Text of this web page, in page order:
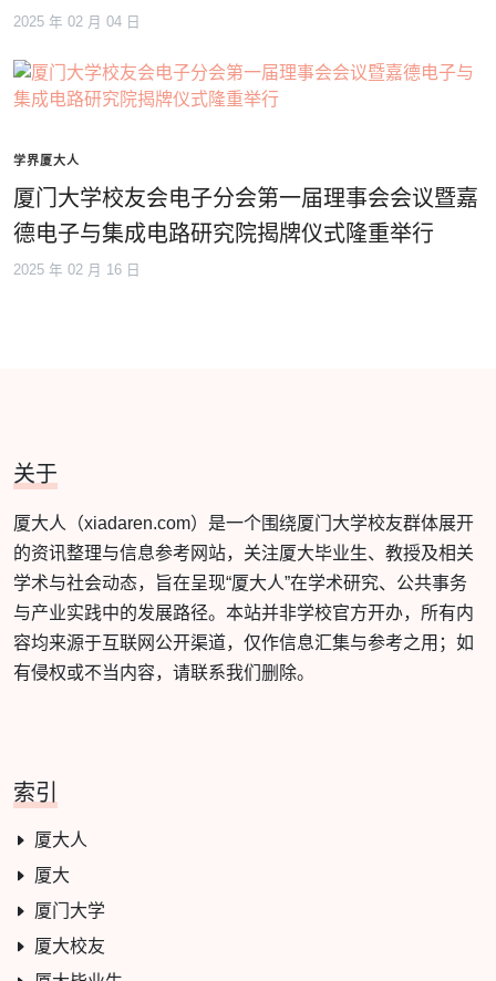
2025 年 02 月 04 日
学界厦大人
厦门大学校友会电子分会第一届理事会会议暨嘉
德电子与集成电路研究院揭牌仪式隆重举行
2025 年 02 月 16 日
关于
厦大人（xiadaren.com）是一个围绕厦门大学校友群体展开
的资讯整理与信息参考网站，关注厦大毕业生、教授及相关
学术与社会动态，旨在呈现“厦大人”在学术研究、公共事务
与产业实践中的发展路径。本站并非学校官方开办，所有内
容均来源于互联网公开渠道，仅作信息汇集与参考之用；如
有侵权或不当内容，请联系我们删除。
索引
厦大人
厦大
厦门大学
厦大校友